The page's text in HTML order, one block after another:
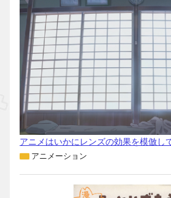
アニメはいかにレンズの効果を模倣し
アニメーション